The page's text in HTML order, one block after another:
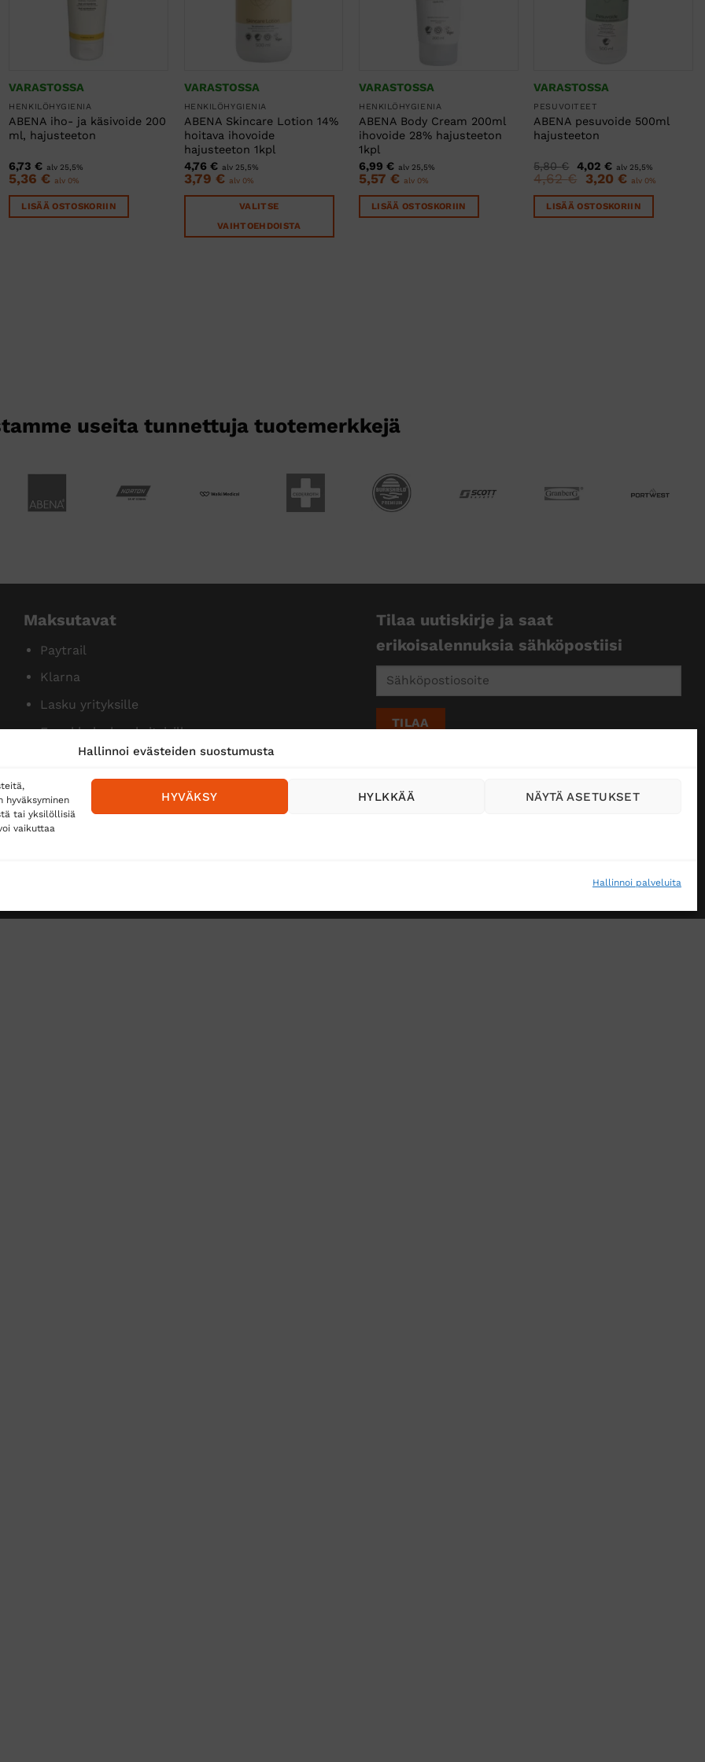
Hallinnoi evästeiden suostumusta
tai yksilöllisiä
vaikuttaa
Hallinnoi palveluita
HYVÄKSY HYLKKÄÄ NÄYTÄ ASETUKSET
VARASTOSSA
HENKILÖHYGIENIA
ABENA iho- ja käsivoide 200
ml, hajusteeton
6,73€ alv 25,5%
5,36€ alv 0%
LISÄÄ OSTOSKORIIN
VARASTOSSA
HENKILÖHYGIENIA
ABENA Skincare Lotion 14%
hoitava ihovoide
hajusteeton 1kpl
4,76 € alv 25,5%
3,79 € alv 0%
VALITSE
VAIHTOEHDOISTA
VARASTOSSA
HENKILÖHYGIENIA
ABENA Body Cream 200ml
ihovoide 28% hajusteeton
1kpl
6,99€ alv 25,5%
5,57€ alv 0%
LISÄÄ OSTOSKORIIN
VARASTOSSA
PESUVOITEET
ABENA pesuvoide 500ml
hajusteeton
5,80€
Alkuperäinen
hinta
oli:
5,80 €.
4,02 €Nykyinen
hinta
on:
4,02 €.
alv 25,5%
4,62€
Alkuperäinen
hinta
oli:
4,62 €.
3,20 €Nykyinen
on:
3,20 €.
alv 0%
LISÄÄ OSTOSKORIIN
useita tunnettuja tuotemerkkejä
Maksutavat
Paytrail
Klarna
Lasku yrityksille
Ennakkolasku yksityisille
Tilaa uutiskirje ja saat
erikoisalennuksia sähköpostiisi